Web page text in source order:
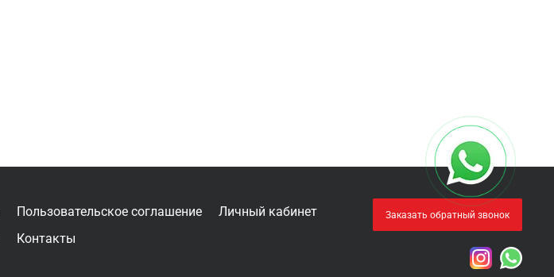
Пользовательское соглашение
Контакты
Личный кабинет Заказать обратный звонок